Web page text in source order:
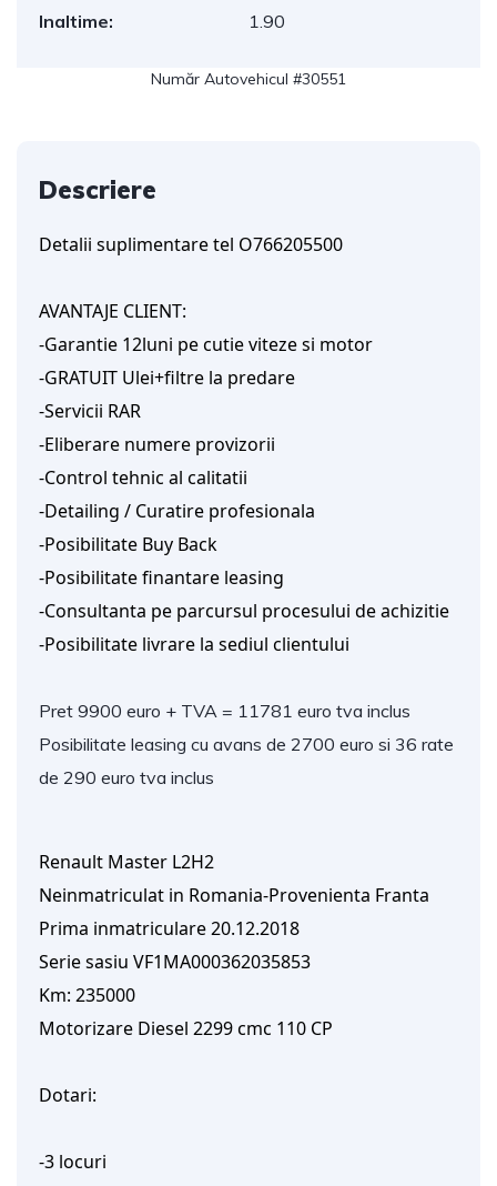
Inaltime:
1.90
Număr Autovehicul #30551
Descriere
Detalii suplimentare tel O766205500
AVANTAJE CLIENT:
-Garantie 12luni pe cutie viteze si motor
-GRATUIT Ulei+filtre la predare
-Servicii RAR
-Eliberare numere provizorii
-Control tehnic al calitatii
-Detailing / Curatire profesionala
-Posibilitate Buy Back
-Posibilitate finantare leasing
-Consultanta pe parcursul procesului de achizitie
-Posibilitate livrare la sediul clientului
Pret 9900 euro + TVA = 11781 euro tva inclus
Posibilitate leasing cu avans de 2700 euro si 36 rate
de 290 euro tva inclus
Renault Master L2H2
Neinmatriculat in Romania-Provenienta Franta
Prima inmatriculare 20.12.2018
Serie sasiu VF1MA000362035853
Km: 235000
Motorizare Diesel 2299 cmc 110 CP
Dotari:
-3 locuri